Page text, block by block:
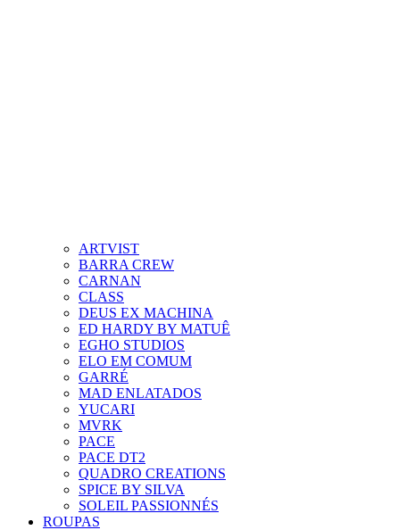
ARTVIST
BARRA CREW
CARNAN
CLASS
DEUS EX MACHINA
ED HARDY BY MATUÊ
EGHO STUDIOS
ELO EM COMUM
GARRÉ
MAD ENLATADOS
YUCARI
MVRK
PACE
PACE DT2
QUADRO CREATIONS
SPICE BY SILVA
SOLEIL PASSIONNÉS
ROUPAS